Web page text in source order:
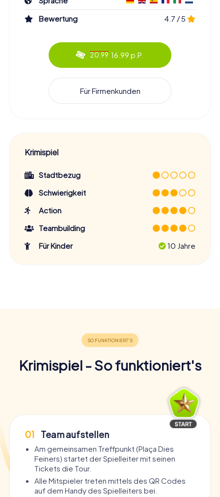
Bewertung
4.7 / 5
20.99 16.99 p.P.
Für Firmenkunden
Krimispiel
Stadtbezug
Schwierigkeit
Action
Teambuilding
Für Kinder
10 Jahre
Krimispiel - So funktioniert's
01 Team aufstellen
Am gemeinsamen Treffpunkt (Plaça Dies
Feiners) startet der Spielleiter mit seinen
Tickets die Tour.
Alle Mitspieler treten mittels des QR Codes
auf dem Handy des Spielleiters bei.